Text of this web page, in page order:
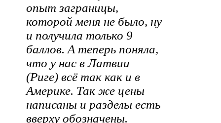
опыт заграницы,
которой меня не было, ну
и получила только 9
баллов. А теперь поняла,
что у нас в Латвии
(Риге) всё так как и в
Америке. Так же цены
написаны и разделы есть
вверху обозначены.